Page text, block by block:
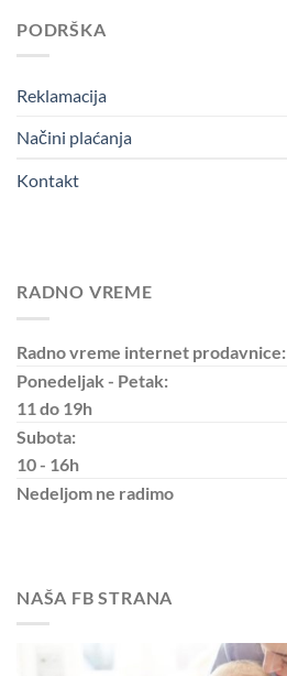
PODRŠKA
Reklamacija
Načini plaćanja
Kontakt
RADNO VREME
Radno vreme internet prodavnice:
Ponedeljak - Petak:
11 do 19h
Subota:
10 - 16h
Nedeljom ne radimo
NAŠA FB STRANA